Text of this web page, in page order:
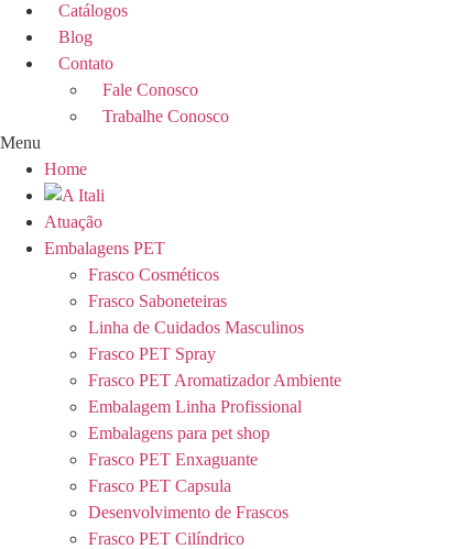
Catálogos
Blog
Contato
Fale Conosco
Trabalhe Conosco
Menu
Home
Atuação
Embalagens PET
Frasco Cosméticos
Frasco Saboneteiras
Linha de Cuidados Masculinos
Frasco PET Spray
Frasco PET Aromatizador Ambiente
Embalagem Linha Profissional
Embalagens para pet shop
Frasco PET Enxaguante
Frasco PET Capsula
Desenvolvimento de Frascos
Frasco PET Cilíndrico